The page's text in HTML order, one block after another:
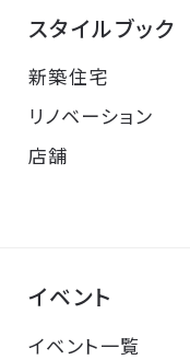
スタイルブック
新築住宅
リノベーション
店舗
イベント
イベント一覧